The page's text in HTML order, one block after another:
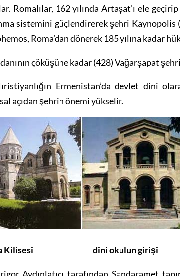
Romalılar, 162 yılında Artaşat’ı ele
sistemini güçlendirerek şehri Kaynopolis
Roma’dan dönerek 185 yılına kadar
çöküşüne kadar (428) Vağarşapat
Ermenistan’da devlet dini
açıdan şehrin önemi yükselir.
Ana Kilisesi dini okulun girişi
Aydınlatıcı tarafından Sandaramet